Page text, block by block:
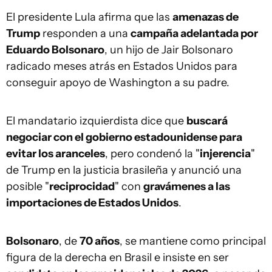
El presidente Lula afirma que las amenazas de
Trump responden a una campaña adelantada por
Eduardo Bolsonaro, un hijo de Jair Bolsonaro
radicado meses atrás en Estados Unidos para
conseguir apoyo de Washington a su padre.
El mandatario izquierdista dice que buscará
negociar con el gobierno estadounidense para
evitar los aranceles, pero condenó la "injerencia"
de Trump en la justicia brasileña y anunció una
posible "reciprocidad" con gravámenes a las
importaciones de Estados Unidos.
Bolsonaro, de70 años, se mantiene como principal
figura de la derecha en Brasil e insiste en ser